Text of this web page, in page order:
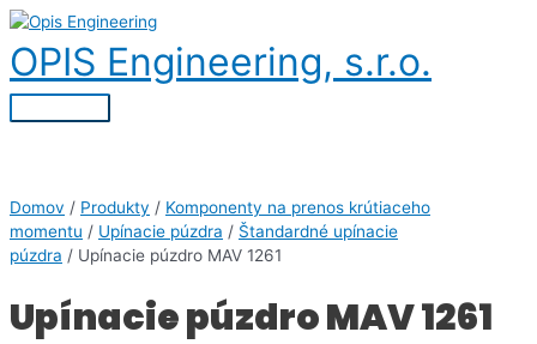
Preskočiť
na
obsah
OPIS Engineering, s.r.o.
Hlavné
Domov / Produkty / Komponenty na prenos krútiaceho
momentu / Upínacie púzdra / Štandardné upínacie
púzdra / Upínacie púzdro MAV 1261
Upínacie púzdro MAV 1261